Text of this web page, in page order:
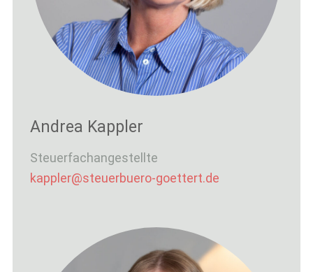
Andrea Kappler
Steuerfachangestellte
kappler@steuerbuero-goettert.de